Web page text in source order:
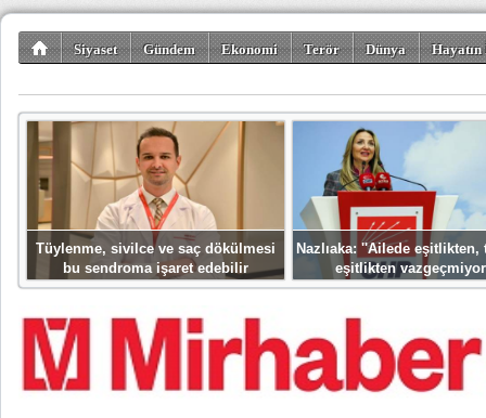
Siyaset Gündem Ekonomi Terör Dünya
Tüylenme, sivilce ve saç dökülmesi
bu sendroma işaret edebilir
Nazlıaka: ''Ailede eşitlikten,
eşitlikten